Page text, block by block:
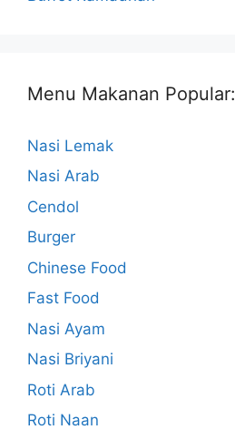
Menu Makanan Popular:
Nasi Lemak
Nasi Arab
Cendol
Burger
Chinese Food
Fast Food
Nasi Ayam
Nasi Briyani
Roti Arab
Roti Naan